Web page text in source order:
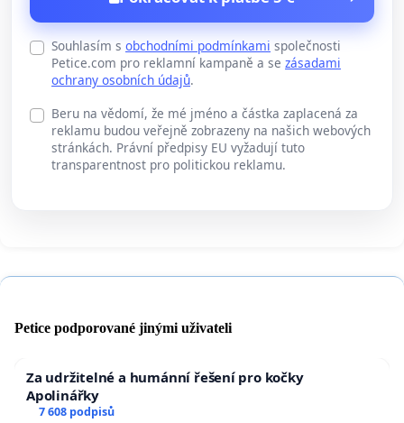
Souhlasím s obchodními podmínkami společnosti
Petice.com pro reklamní kampaně a se zásadami
ochrany osobních údajů.
Beru na vědomí, že mé jméno a částka zaplacená za
reklamu budou veřejně zobrazeny na našich webových
stránkách. Právní předpisy EU vyžadují tuto
transparentnost pro politickou reklamu.
Petice podporované jinými uživateli
Za udržitelné a humánní řešení pro kočky
Apolinářky
7 608 podpisů